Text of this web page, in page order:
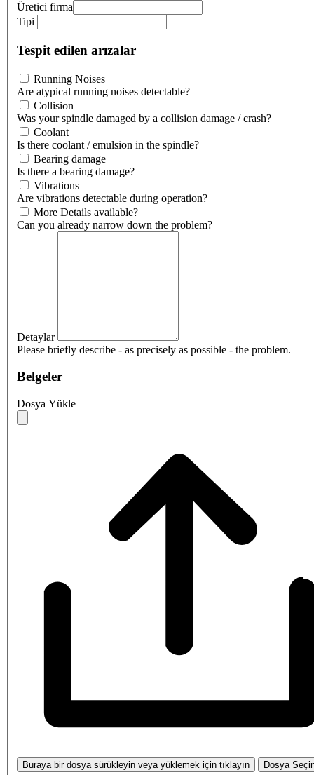
Üretici firma
Tipi
Tespit edilen arızalar
Running Noises
Are atypical running noises detectable?
Collision
Was your spindle damaged by a collision damage / crash?
Coolant
Is there coolant / emulsion in the spindle?
Bearing damage
Is there a bearing damage?
Vibrations
Are vibrations detectable during operation?
More Details available?
Can you already narrow down the problem?
Detaylar
Please briefly describe - as precisely as possible - the problem.
Belgeler
Dosya Yükle
Buraya bir dosya sürükleyin veya yüklemek için tıklayın Dosya